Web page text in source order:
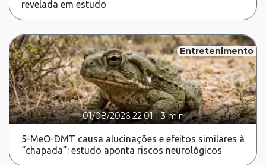
revelada em estudo
Entretenimento
01/08/2026 22:01|3 min
5-MeO-DMT causa alucinações e efeitos similares à
“chapada”: estudo aponta riscos neurológicos